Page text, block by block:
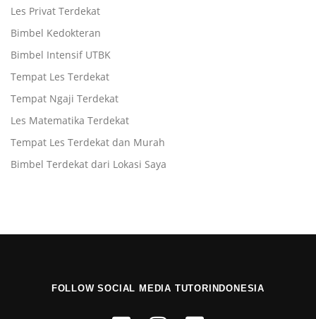
Les Privat Terdekat
Bimbel Kedokteran
Bimbel Intensif UTBK
Tempat Les Terdekat
Tempat Ngaji Terdekat
Les Matematika Terdekat
Tempat Les Terdekat dan Murah
Bimbel Terdekat dari Lokasi Saya
FOLLOW SOCIAL MEDIA TUTORINDONESIA